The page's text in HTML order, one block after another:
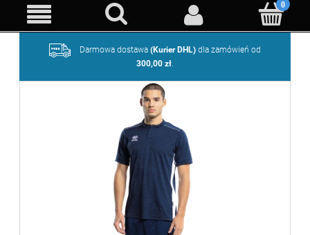
Darmowa dostawa(Kurier DHL) dla zamówień od
300,00 zł